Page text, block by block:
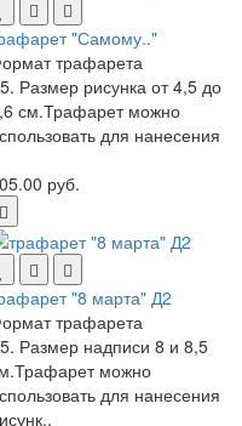
"Самому.."
трафарета
Размер рисунка от 4,5 до
см.Трафарет можно
для нанесения
руб.
"8 марта" Д2
трафарета
Размер надписи 8 и 8,5
можно
для нанесения